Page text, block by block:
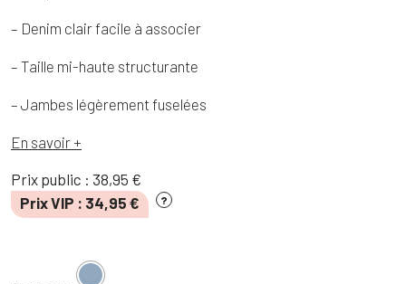
– Denim clair facile à associer
– Taille mi-haute structurante
– Jambes légèrement fuselées
En savoir +
Prix public : 38,95 €
Prix VIP : 34,95 € ?